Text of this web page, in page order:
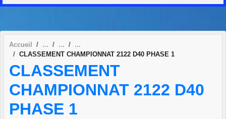
Accueil
CLASSEMENT CHAMPIONNAT 2122 D40 PHASE 1
CLASSEMENT
CHAMPIONNAT 2122 D40
PHASE 1